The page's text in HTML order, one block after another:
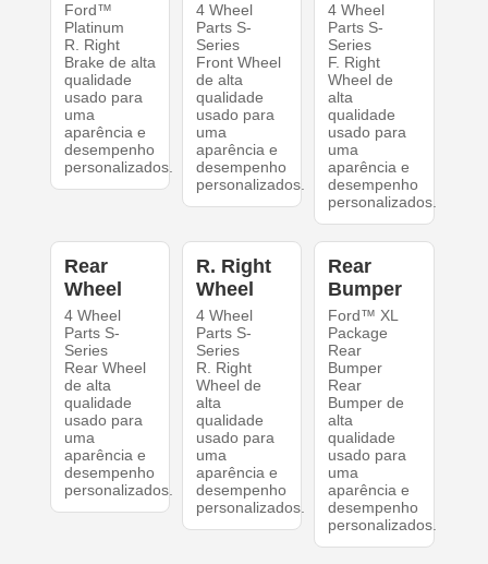
Ford™
Platinum
R. Right
Brake de alta
qualidade
usado para
uma
aparência e
desempenho
personalizados.
4 Wheel
Parts S-
Series
Front Wheel
de alta
qualidade
usado para
uma
aparência e
desempenho
personalizados.
4 Wheel
Parts S-
Series
F. Right
Wheel de
alta
qualidade
usado para
uma
aparência e
desempenho
personalizados.
Rear
Wheel
4 Wheel
Parts S-
Series
Rear Wheel
de alta
qualidade
usado para
uma
aparência e
desempenho
personalizados.
R. Right
Wheel
4 Wheel
Parts S-
Series
R. Right
Wheel de
alta
qualidade
usado para
uma
aparência e
desempenho
personalizados.
Rear
Bumper
Ford™ XL
Package
Rear
Bumper
Rear
Bumper de
alta
qualidade
usado para
uma
aparência e
desempenho
personalizados.